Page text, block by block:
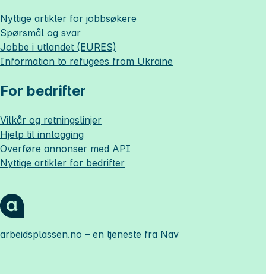
Nyttige artikler for jobbsøkere
Spørsmål og svar
Jobbe i utlandet (EURES)
Information to refugees from Ukraine
For bedrifter
Vilkår og retningslinjer
Hjelp til innlogging
Overføre annonser med API
Nyttige artikler for bedrifter
arbeidsplassen.no – en tjeneste fra Nav